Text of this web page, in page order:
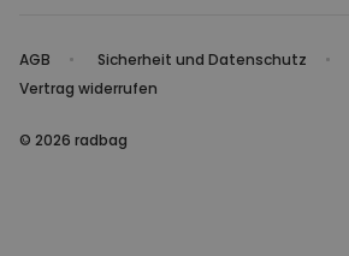
AGB Sicherheit und Datenschutz
Vertrag widerrufen
© 2026 radbag